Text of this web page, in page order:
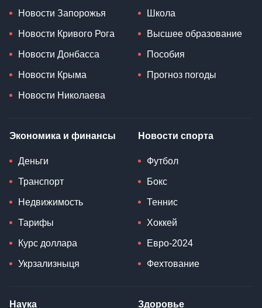
Новости Запорожья
Новости Кривого Рога
Новости Донбасса
Новости Крыма
Новости Николаева
Школа
Высшее образование
Пособия
Прогноз погоды
Экономика и финансы
Деньги
Транспорт
Недвижимость
Тарифы
Курс доллара
Укрзализныця
Новости спорта
Футбол
Бокс
Теннис
Хоккей
Евро-2024
Фехтование
Наука Здоровье